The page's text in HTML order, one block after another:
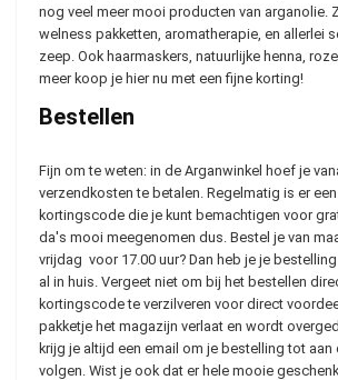
nog veel meer mooi producten van arganolie.
welness pakketten, aromatherapie, en allerlei
zeep. Ook haarmaskers, natuurlijke henna,
meer koop je hier nu met een fijne korting!
Bestellen
Fijn om te weten: in de Arganwinkel hoef je
verzendkosten te betalen. Regelmatig is er
kortingscode die je kunt bemachtigen voor
da's mooi meegenomen dus. Bestel je van
vrijdag voor 17.00 uur? Dan heb je je
al in huis. Vergeet niet om bij het bestellen
kortingscode te verzilveren voor direct
pakketje het magazijn verlaat en wordt
krijg je altijd een email om je bestelling tot aan
volgen. Wist je ook dat er hele mooie